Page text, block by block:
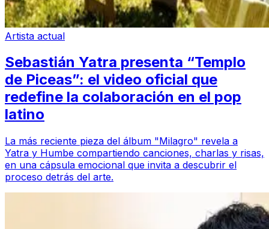
Artista actual
Sebastián Yatra presenta “Templo
de Piceas”: el video oficial que
redefine la colaboración en el pop
latino
La más reciente pieza del álbum "Milagro" revela a
Yatra y Humbe compartiendo canciones, charlas y risas,
en una cápsula emocional que invita a descubrir el
proceso detrás del arte.